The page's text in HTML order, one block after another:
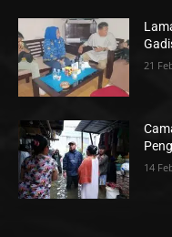
21
14